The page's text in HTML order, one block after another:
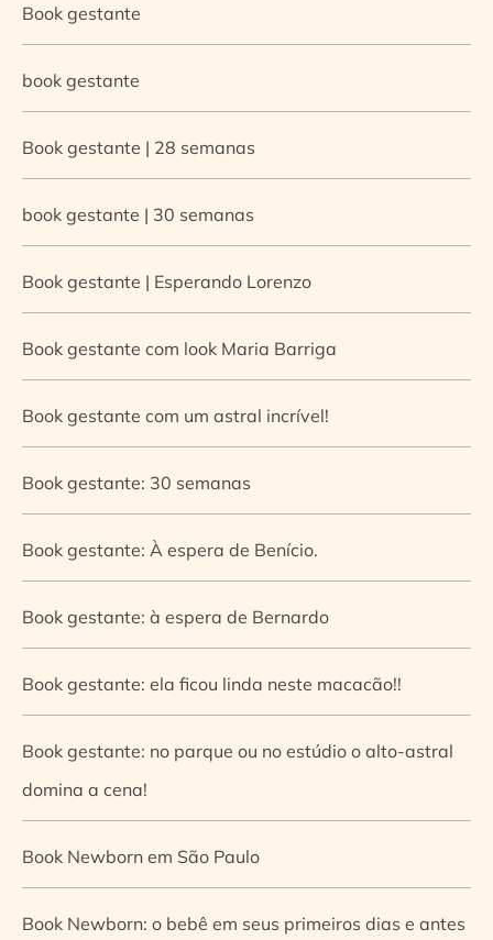
Book gestante
book gestante
Book gestante | 28 semanas
book gestante | 30 semanas
Book gestante | Esperando Lorenzo
Book gestante com look Maria Barriga
Book gestante com um astral incrível!
Book gestante: 30 semanas
Book gestante: À espera de Benício.
Book gestante: à espera de Bernardo
Book gestante: ela ficou linda neste macacão!!
Book gestante: no parque ou no estúdio o alto-astral
domina a cena!
Book Newborn em São Paulo
Book Newborn: o bebê em seus primeiros dias e antes